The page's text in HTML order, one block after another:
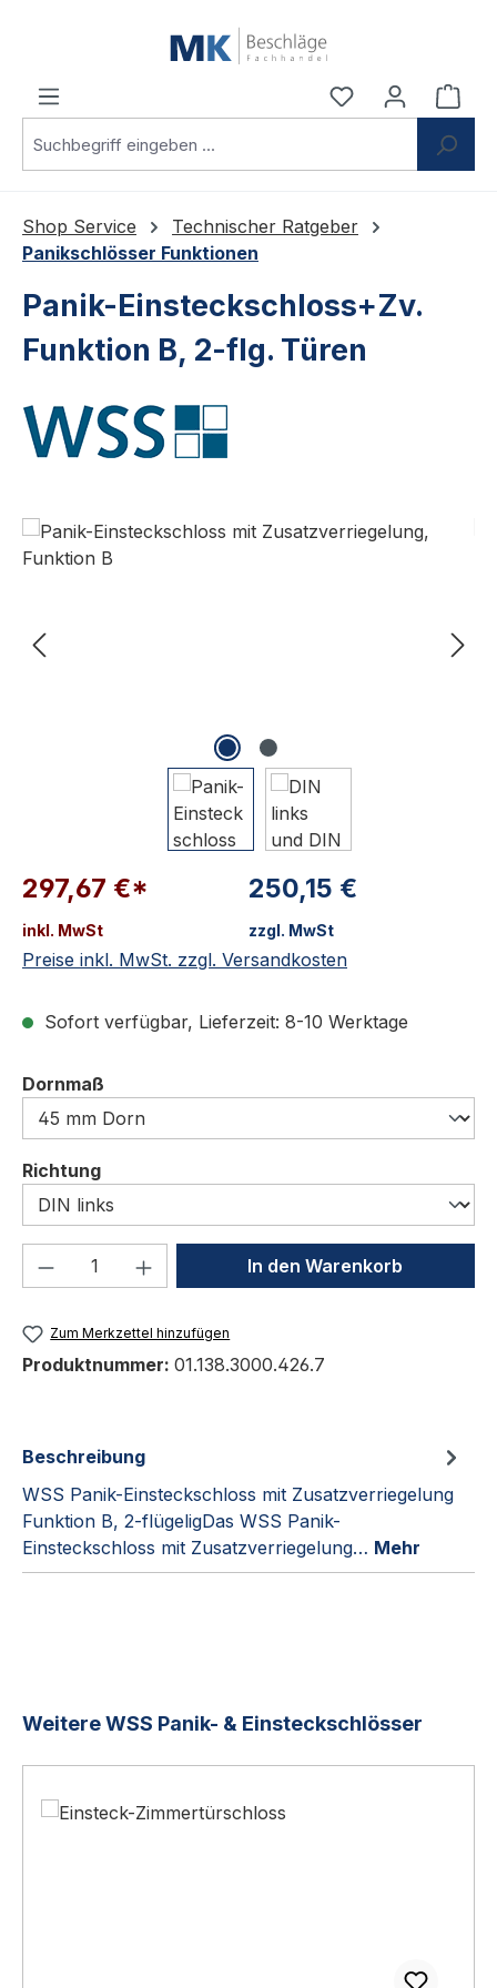
Du hast 0
Shop Service
Technischer Ratgeber
Panikschlösser Funktionen
Panik-Einsteckschloss+Zv.
Funktion B, 2-flg. Türen
297,67 €*
inkl. MwSt
250,15 €
zzgl. MwSt
Preise inkl. MwSt. zzgl. Versandkosten
Sofort verfügbar, Lieferzeit: 8-10 Werktage
Dornmaß
Richtungauswählen
Produkt Anzahl: Gib denIn den Warenkorb
Zum Merkzettel hinzufügen
Produktnummer: 01.138.3000.426.7
Beschreibung
WSS Panik-Einsteckschloss mit Zusatzverriegelung
Funktion B, 2-flügeligDas WSS Panik-
Einsteckschloss mit Zusatzverriegelung… Mehr
Produktgalerie überspringen
Weitere WSS Panik- & Einsteckschlösser